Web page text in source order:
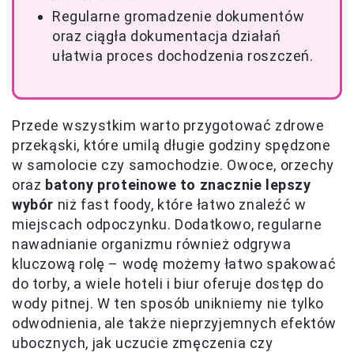
Regularne gromadzenie dokumentów
oraz ciągła dokumentacja działań
ułatwia proces dochodzenia roszczeń.
Przede wszystkim warto przygotować zdrowe
przekąski, które umilą długie godziny spędzone
w samolocie czy samochodzie. Owoce, orzechy
oraz batony proteinowe to znacznie lepszy
wybór niż fast foody, które łatwo znaleźć w
miejscach odpoczynku. Dodatkowo, regularne
nawadnianie organizmu również odgrywa
kluczową rolę – wodę możemy łatwo spakować
do torby, a wiele hoteli i biur oferuje dostęp do
wody pitnej. W ten sposób unikniemy nie tylko
odwodnienia, ale także nieprzyjemnych efektów
ubocznych, jak uczucie zmęczenia czy